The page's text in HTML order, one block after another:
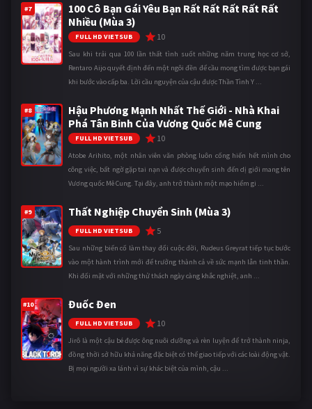
#7
100 Cô Bạn Gái Yêu Bạn Rất Rất Rất Rất Rất
Nhiều (Mùa 3)
FULL HD VIETSUB 10
Sau khi trải qua 100 lần thất tình suốt những năm trung học cơ sở,
Rentaro Aijo quyết định đến một ngôi đền để cầu mong tìm được bạn gái
khi bước vào cấp ba. Lời cầu nguyện của cậu được Thần Tình Y ...
#8
Hậu Phương Mạnh Nhất Thế Giới - Nhà Khai
Phá Tân Binh Của Vương Quốc Mê Cung
FULL HD VIETSUB 10
Atobe Arihito, một nhân viên văn phòng luôn cống hiến hết mình cho
công việc, bất ngờ gặp tai nạn và được chuyển sinh đến dị giới mang tên
Vương quốc Mê Cung. Tại đây, anh trở thành một mạo hiểm gi ...
#9 Thất Nghiệp Chuyển Sinh (Mùa 3)
FULL HD VIETSUB 5
Sau những biến cố làm thay đổi cuộc đời, Rudeus Greyrat tiếp tục bước
vào một hành trình mới để trưởng thành cả về sức mạnh lẫn tinh thần.
Khi đối mặt với những thử thách ngày càng khắc nghiệt, anh ...
#10 Đuốc Đen
FULL HD VIETSUB 10
Jirô là một cậu bé được ông nuôi dưỡng và rèn luyện để trở thành ninja,
đồng thời sở hữu khả năng đặc biệt có thể giao tiếp với các loài động vật.
Bị mọi người xa lánh vì sự khác biệt của mình, cậu ...